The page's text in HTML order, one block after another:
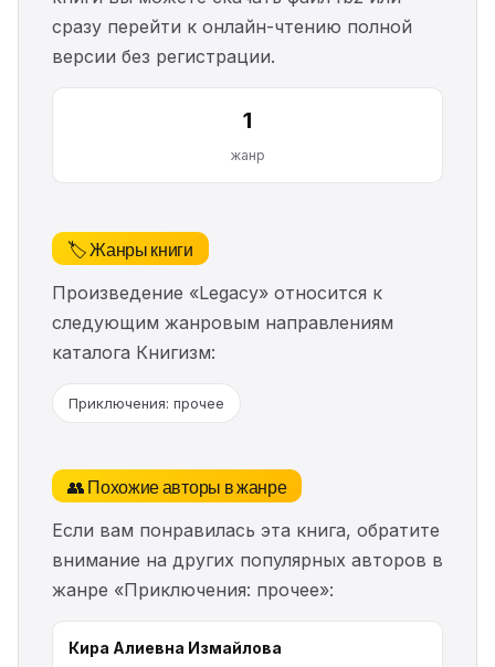
сразу перейти к онлайн-чтению полной
версии без регистрации.
1
жанр
🏷️ Жанры книги
Произведение «Legacy» относится к
следующим жанровым направлениям
каталога Книгизм:
Приключения: прочее
👥 Похожие авторы в жанре
Если вам понравилась эта книга, обратите
внимание на других популярных авторов в
жанре «Приключения: прочее»:
Кира Алиевна Измайлова